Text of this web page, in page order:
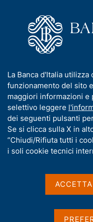
n
u
d
i
n
a
v
i
g
a
o
m
g
e
Compiti
Decisioni
Banca
fronte del rischio
I
n
f
o
r
m
a
t
La Banca d'Italia
funzionamento del sito
maggiori informazioni e
selettivo leggere
dei seguenti pulsanti
Se si clicca sulla X in
“Chiudi/Rifiuta tutti i
i soli cookie tecnici